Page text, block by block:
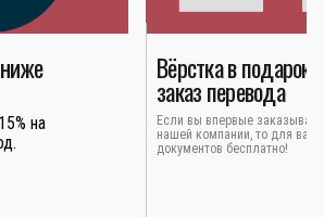
на
Вёрстка в подарок
заказ перевода
Если вы впервые
нашей компании, то для вас
документов бесплатно!